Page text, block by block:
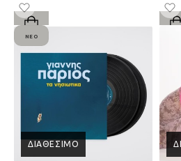
ΔΙΑΘΈΣΙΜΟ
ΝΈΟ